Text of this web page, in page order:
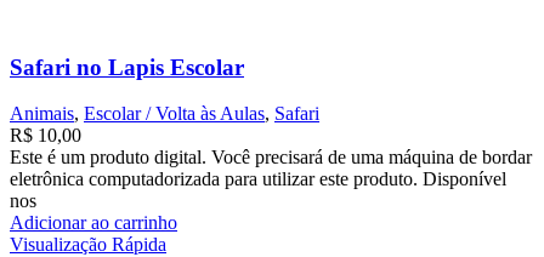
Safari no Lapis Escolar
Animais, Escolar / Volta às Aulas, Safari
R$ 10,00
Este é um produto digital. Você precisará de uma máquina de bordar
eletrônica computadorizada para utilizar este produto. Disponível
nos
Adicionar ao carrinho
Visualização Rápida